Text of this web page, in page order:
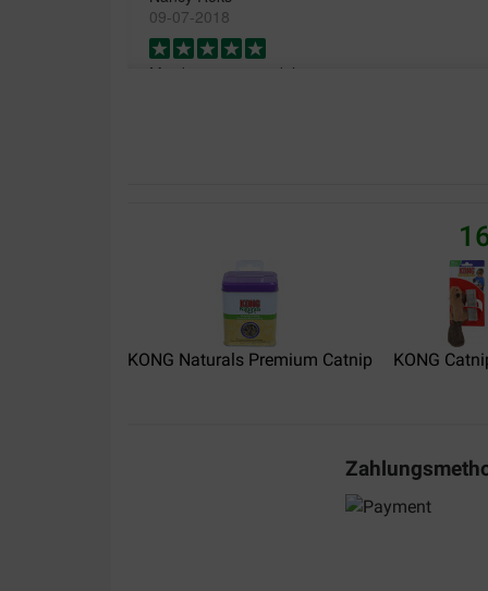
09-07-2018
Mijn katten zijn er dol op
KONG Naturals Premium Catnip KONG